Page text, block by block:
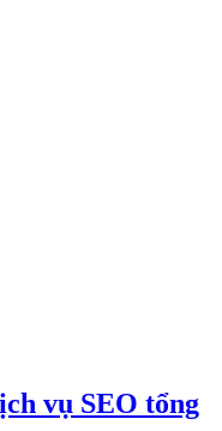
vụ SEO tổng